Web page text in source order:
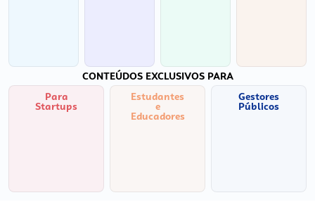
CONTEÚDOS EXCLUSIVOS PARA
Para
Startups
Estudantes
e
Educadores
Gestores
Públicos